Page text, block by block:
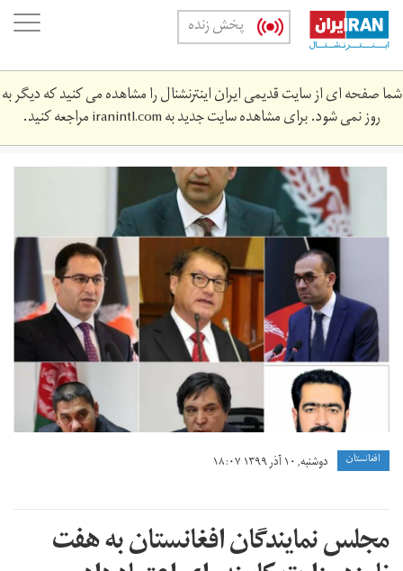
Skip
main
content
پخش زنده
شما صفحه ای از سایت قدیمی ایران اینترنشنال را مشاهده می کنید که دیگر به
روز نمی شود. برای مشاهده سایت جدید بهiranintl.comمراجعه کنید.
1606735906678.jpg
افغانستان دوشنبه, ۱۰ آذر ۱۳۹۹ ۱۸:۰۷
مجلس نمایندگان افغانستان به هفت